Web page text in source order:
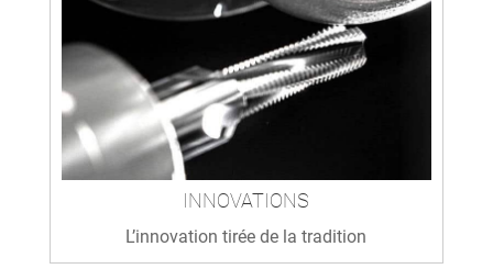
INNOVATIONS
L’innovation tirée de la tradition